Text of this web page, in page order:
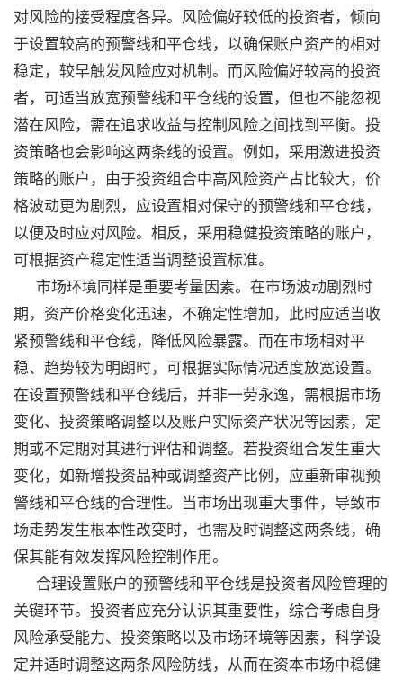
对风险的接受程度各异。风险偏好较低的投资者，倾向
于设置较高的预警线和平仓线，以确保账户资产的相对
稳定，较早触发风险应对机制。而风险偏好较高的投资
者，可适当放宽预警线和平仓线的设置，但也不能忽视
潜在风险，需在追求收益与控制风险之间找到平衡。投
资策略也会影响这两条线的设置。例如，采用激进投资
策略的账户，由于投资组合中高风险资产占比较大，价
格波动更为剧烈，应设置相对保守的预警线和平仓线，
以便及时应对风险。相反，采用稳健投资策略的账户，
可根据资产稳定性适当调整设置标准。
市场环境同样是重要考量因素。在市场波动剧烈时
期，资产价格变化迅速，不确定性增加，此时应适当收
紧预警线和平仓线，降低风险暴露。而在市场相对平
稳、趋势较为明朗时，可根据实际情况适度放宽设置。
在设置预警线和平仓线后，并非一劳永逸，需根据市场
变化、投资策略调整以及账户实际资产状况等因素，定
期或不定期对其进行评估和调整。若投资组合发生重大
变化，如新增投资品种或调整资产比例，应重新审视预
警线和平仓线的合理性。当市场出现重大事件，导致市
场走势发生根本性改变时，也需及时调整这两条线，确
保其能有效发挥风险控制作用。
合理设置账户的预警线和平仓线是投资者风险管理的
关键环节。投资者应充分认识其重要性，综合考虑自身
风险承受能力、投资策略以及市场环境等因素，科学设
定并适时调整这两条风险防线，从而在资本市场中稳健